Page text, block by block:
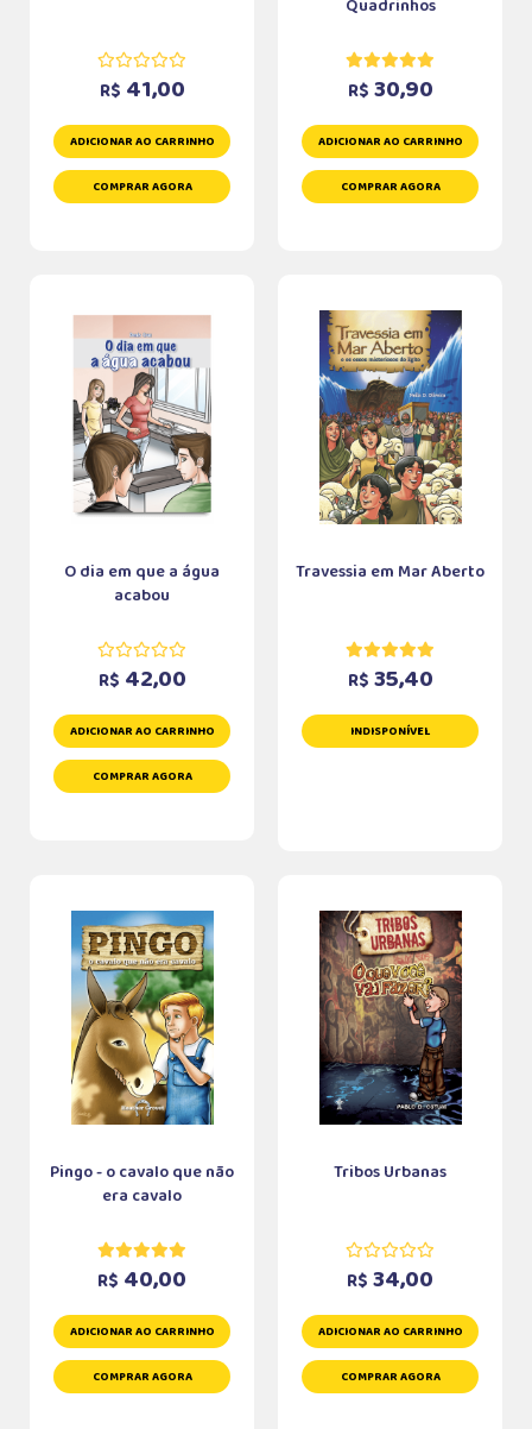
R$ 41,00
ADICIONAR AO CARRINHO
COMPRAR AGORA
Quadrinhos
R$ 30,90
ADICIONAR AO CARRINHO
COMPRAR AGORA
O dia em que a água
acabou
R$ 42,00
ADICIONAR AO CARRINHO
COMPRAR AGORA
Travessia em Mar Aberto
R$ 35,40
INDISPONÍVEL
Pingo - o cavalo que não
era cavalo
R$ 40,00
ADICIONAR AO CARRINHO
COMPRAR AGORA
Tribos Urbanas
R$ 34,00
ADICIONAR AO CARRINHO
COMPRAR AGORA